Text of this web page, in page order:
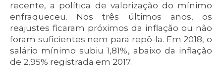
recente, a política de valorização do mínimo
enfraqueceu. Nos três últimos anos, os
reajustes ficaram próximos da inflação ou não
foram suficientes nem para repô-la. Em 2018, o
salário mínimo subiu 1,81%, abaixo da inflação
de 2,95% registrada em 2017.